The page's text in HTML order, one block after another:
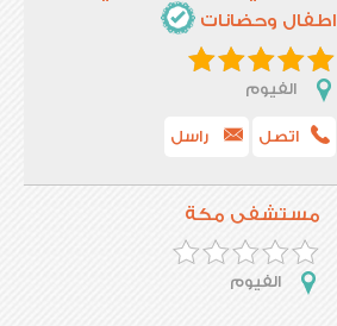
اطفال وحضانات
الفيوم
اتصل راسل
مستشفى مكة
الفيوم